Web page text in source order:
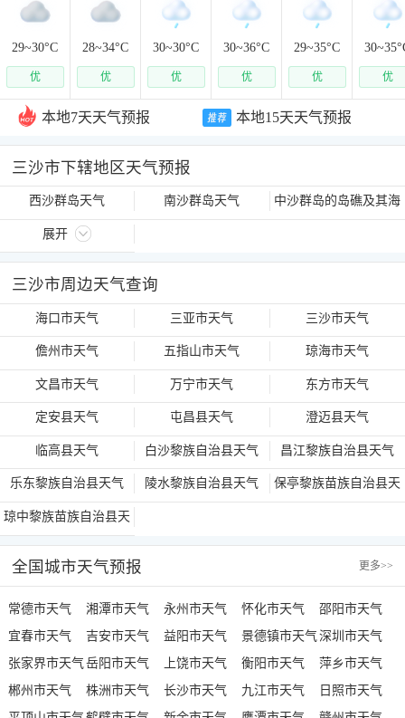
29~30°C
优
28~34°C
优
30~30°C
优
30~36°C
优
29~35°C
优
30~35
优
本地7天天气预报 本地15天天气预报
三沙市下辖地区天气预报
西沙群岛天气 南沙群岛天气
中沙群岛的岛礁及其海
域天气
展开
三沙市周边天气查询
海口市天气 三亚市天气 三沙市天气
儋州市天气 五指山市天气 琼海市天气
文昌市天气 万宁市天气 东方市天气
定安县天气 屯昌县天气 澄迈县天气
临高县天气 白沙黎族自治县天气 昌江黎族自治县天气
乐东黎族自治县天气 陵水黎族自治县天气
保亭黎族苗族自治县天
气
琼中黎族苗族自治县天
气
全国城市天气预报 更多>>
常德市天气 湘潭市天气 永州市天气 怀化市天气
邵阳市天气
宜春市天气
吉安市天气 益阳市天气 景德镇市天气 深圳市天气
张家界市天气 岳阳市天气 上饶市天气 衡阳市天气
萍乡市天气
郴州市天气
株洲市天气 长沙市天气 九江市天气
日照市天气